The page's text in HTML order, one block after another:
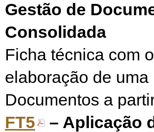
Gestão de
Consolidada
Ficha técnica com
elaboração de
Documentos a
FT5
– Aplicação